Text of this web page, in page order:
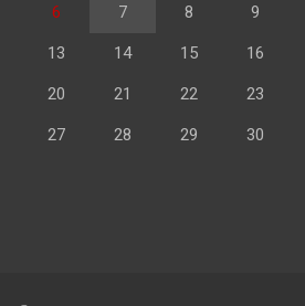
6 7 8 9
13 14 15 16
20 21 22 23
27 28 29 30